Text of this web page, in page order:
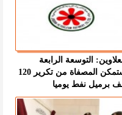
التوسعة الرابعة
ستمكن المصفاة من تكرير 120
برميل نفط يوميا